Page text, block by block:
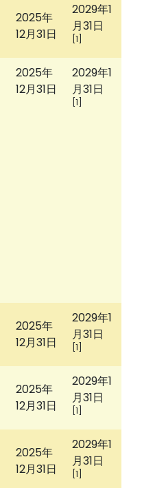
2025年
12月31日
2029年1
月31日
[1]
2025年
12月31日
2029年1
月31日
[1]
2025年
12月31日
2029年1
月31日
[1]
2025年
12月31日
2029年1
月31日
[1]
2025年
12月31日
2029年1
月31日
[1]